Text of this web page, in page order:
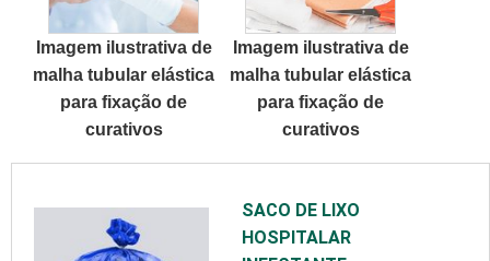
para cada cliente
um...
DETALHES
INTERESSANTES
SOBRE TOUCA
BRANCA
DESCARTÁVELQuem
descartável em uma
empresa
Imagem ilustrativa de
malha tubular elástica
para fixação de
curativos
Imagem ilustrativa de
malha tubular elástica
para fixação de
curativos
SACO DE LIXO
HOSPITALAR